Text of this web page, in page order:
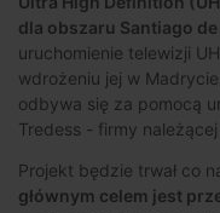
dla obszaru Santiago
uruchomienie telewizji
wdrożeniu jej w
odbywa się za pomocą
Tredess - firmy
Projekt będzie trwał co
głównym celem jest